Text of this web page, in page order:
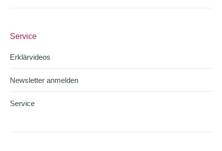
Service
Erklärvideos
Newsletter anmelden
Service